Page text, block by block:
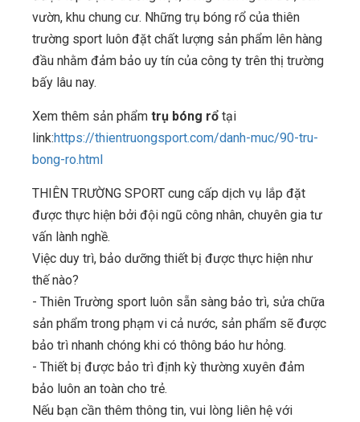
vườn, khu chung cư. Những trụ bóng rổ của thiên
trường sport luôn đặt chất lượng sản phẩm lên hàng
đầu nhằm đảm bảo uy tín của công ty trên thị trường
bấy lâu nay.
Xem thêm sản phẩm trụ bóng rổ tại
link:https://thientruongsport.com/danh-muc/90-tru-
bong-ro.html
THIÊN TRƯỜNG SPORT cung cấp dịch vụ lắp đặt
được thực hiện bởi đội ngũ công nhân, chuyên gia tư
vấn lành nghề.
Việc duy trì, bảo dưỡng thiết bị được thực hiện như
thế nào?
- Thiên Trường sport luôn sẵn sàng bảo trì, sửa chữa
sản phẩm trong phạm vi cả nước, sản phẩm sẽ được
bảo trì nhanh chóng khi có thông báo hư hỏng.
- Thiết bị được bảo trì định kỳ thường xuyên đảm
bảo luôn an toàn cho trẻ.
Nếu bạn cần thêm thông tin, vui lòng liên hệ với